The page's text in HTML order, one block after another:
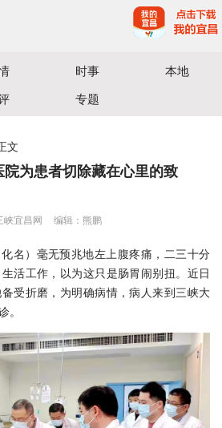
时事
本地
专题
文
为患者切除藏在心里的致
峡宜昌网 编辑：熊鹏
名）毫无预兆地左上腹疼痛，二三十分
活工作，以为这只是肠胃闹别扭。近日
受折磨，为明确病情，病人来到三峡大
。